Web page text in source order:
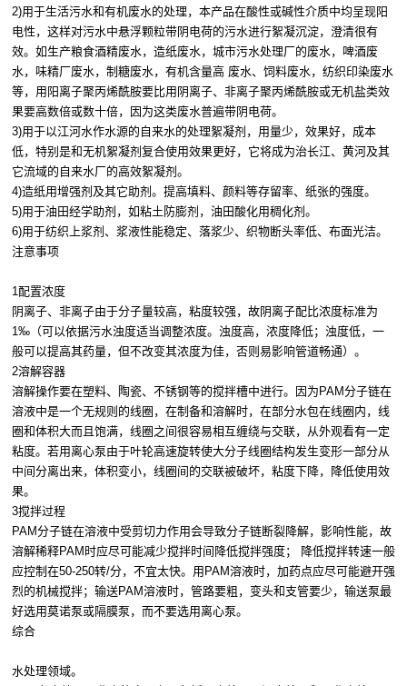
2)用于生活污水和有机废水的处理，本产品在酸性或碱性介质中均呈现阳
电性，这样对污水中悬浮颗粒带阴电荷的污水进行絮凝沉淀，澄清很有
效。如生产粮食酒精废水，造纸废水，城市污水处理厂的废水，啤酒废
水，味精厂废水，制糖废水，有机含量高 废水、饲料废水，纺织印染废水
等，用阳离子聚丙烯酰胺要比用阴离子、非离子聚丙烯酰胺或无机盐类效
果要高数倍或数十倍，因为这类废水普遍带阴电荷。
3)用于以江河水作水源的自来水的处理絮凝剂，用量少，效果好，成本
低，特别是和无机絮凝剂复合使用效果更好，它将成为治长江、黄河及其
它流域的自来水厂的高效絮凝剂。
4)造纸用增强剂及其它助剂。提高填料、颜料等存留率、纸张的强度。
5)用于油田经学助剂，如粘土防膨剂，油田酸化用稠化剂。
6)用于纺织上浆剂、浆液性能稳定、落浆少、织物断头率低、布面光洁。
注意事项
1配置浓度
阴离子、非离子由于分子量较高，粘度较强，故阴离子配比浓度标准为
1‰（可以依据污水浊度适当调整浓度。浊度高，浓度降低；浊度低，一
般可以提高其药量，但不改变其浓度为佳，否则易影响管道畅通）。
2溶解容器
溶解操作要在塑料、陶瓷、不锈钢等的搅拌槽中进行。因为PAM分子链在
溶液中是一个无规则的线圈，在制备和溶解时，在部分水包在线圈内，线
圈和体积大而且饱满，线圈之间很容易相互缠绕与交联，从外观看有一定
粘度。若用离心泵由于叶轮高速旋转使大分子线圈结构发生变形一部分从
中间分离出来，体积变小，线圈间的交联被破坏，粘度下降，降低使用效
果。
3搅拌过程
PAM分子链在溶液中受剪切力作用会导致分子链断裂降解，影响性能，故
溶解稀释PAM时应尽可能减少搅拌时间降低搅拌强度； 降低搅拌转速一般
应控制在50-250转/分，不宜太快。用PAM溶液时，加药点应尽可能避开强
烈的机械搅拌；输送PAM溶液时，管路要粗，变头和支管要少，输送泵最
好选用莫诺泵或隔膜泵，而不要选用离心泵。
综合
水处理领域。